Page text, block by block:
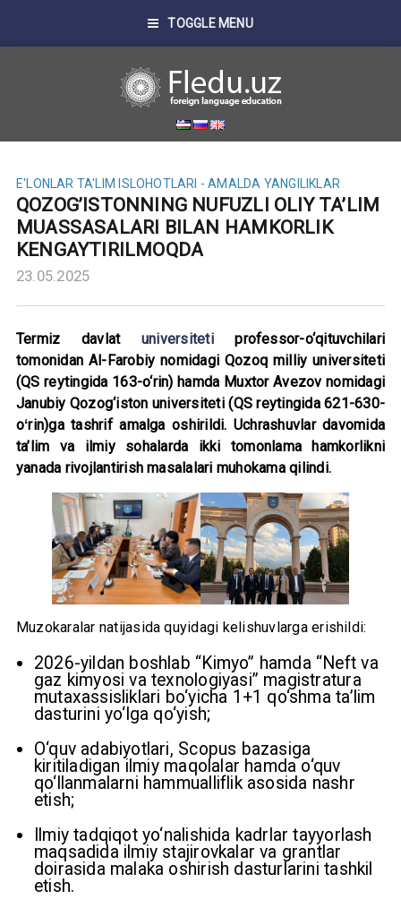
TOGGLE MENU
E'LONLAR TA'LIM ISLOHOTLARI - AMALDA YANGILIKLAR
QOZOG’ISTONNING NUFUZLI OLIY TA’LIM
MUASSASALARI BILAN HAMKORLIK
KENGAYTIRILMOQDA
23.05.2025
Termiz davlat universitetiprofessor-o‘qituvchilari
tomonidan Al-Farobiy nomidagi Qozoq milliy universiteti
(QS reytingida 163-o‘rin) hamda Muxtor Avezov nomidagi
Janubiy Qozog‘iston universiteti (QS reytingida 621-630-
oʻrin)ga tashrif amalga oshirildi. Uchrashuvlar davomida
ta’lim va ilmiy sohalarda ikki tomonlama hamkorlikni
yanada rivojlantirish masalalari muhokama qilindi.
Muzokaralar natijasida quyidagi kelishuvlarga erishildi:
2026-yildan boshlab “Kimyo” hamda “Neft va
gaz kimyosi va texnologiyasi” magistratura
mutaxassisliklari bo‘yicha 1+1 qo‘shma ta’lim
dasturini yo‘lga qo‘yish;
O‘quv adabiyotlari, Scopus bazasiga
kiritiladigan ilmiy maqolalar hamda o‘quv
qo‘llanmalarni hammualliflik asosida nashr
etish;
Ilmiy tadqiqot yo‘nalishida kadrlar tayyorlash
maqsadida ilmiy stajirovkalar va grantlar
doirasida malaka oshirish dasturlarini tashkil
etish.